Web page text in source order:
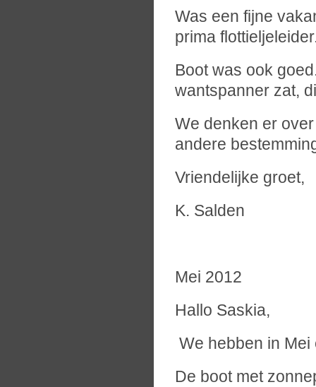
Was een fijne
prima
Boot was ook
wantspanner zat,
We denken er
andere
Vriendelijke groet,
K. Salden
Mei 2012
Hallo Saskia,
We hebben in
De boot met